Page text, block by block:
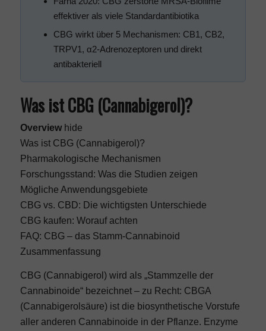
effektiver als viele Standardantibiotika
CBG wirkt über 5 Mechanismen: CB1, CB2,
TRPV1, α2-Adrenozeptoren und direkt
antibakteriell
Was ist CBG (Cannabigerol)?
Overview hide
Was ist CBG (Cannabigerol)?
Pharmakologische Mechanismen
Forschungsstand: Was die Studien zeigen
Mögliche Anwendungsgebiete
CBG vs. CBD: Die wichtigsten Unterschiede
CBG kaufen: Worauf achten
FAQ: CBG – das Stamm-Cannabinoid
Zusammenfassung
CBG (Cannabigerol) wird als „Stammzelle der
Cannabinoide“ bezeichnet – zu Recht: CBGA
(Cannabigerolsäure) ist die biosynthetische Vorstufe
aller anderen Cannabinoide in der Pflanze. Enzyme